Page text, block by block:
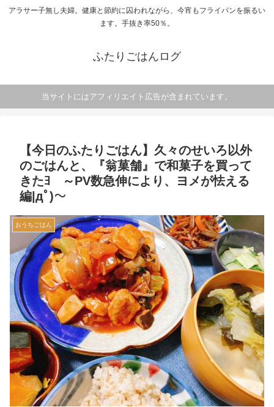
アラサー子無し夫婦。健康と節約に囚われながら、今宵もフライパンを振るい
ます。手抜き率50％。
ふたりごはんログ
当サイトにはアフィリエイト広告が含まれています。
【今日のふたりごはん】久々のせいろ以外
のごはんと、『翁菓舗』で和菓子を買って
きたﾖ ～PV数急伸により、ヨメが怯える
編|дﾟ)～
おうちごはん